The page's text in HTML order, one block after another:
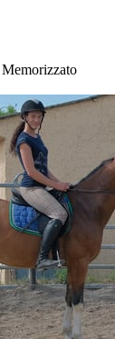
Memorizzato